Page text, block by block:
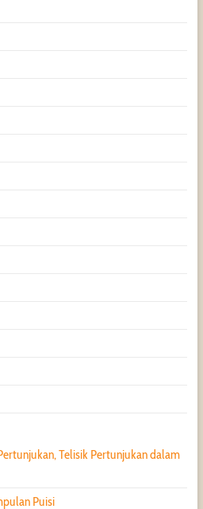
Telisik Pertunjukan dalam
Puisi